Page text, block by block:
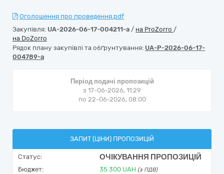
Оголошення про проведення.pdf
Закупівля: UA-2026-06-17-004211-a / на ProZorro /
на DoZorro
Рядок плану закупівлі та обґрунтування: UA-P-2026-06-17-
004789-a
Період подачі пропозицій
з 17-06-2026, 11:29
по 22-06-2026, 08:00
ЗАПИТ (ЦІНИ) ПРОПОЗИЦІЙ
Статус: ОЧІКУВАННЯ ПРОПОЗИЦІЙ
Бюджет: 35 300 UAH (з ПДВ)